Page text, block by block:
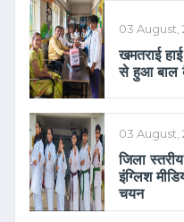
03 August,
खमतराई
से हुआ बाल
03 August,
जिला
इंग्लिश
चयन